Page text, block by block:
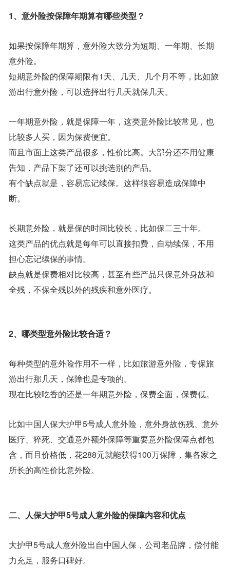
1、意外险按保障年期算有哪些类型？
如果按保障年期算，意外险大致分为短期、一年期、长期
意外险。
短期意外险的保障期限有1天、几天、几个月不等，比如旅
游出行意外险，可以选择出行几天就保几天。
一年期意外险，就是保障一年，这类意外险比较常见，也
比较多人买，因为保费便宜。
而且市面上这类产品很多，性价比高。大部分还不用健康
告知，产品下架了还可以挑选别的产品。
有个缺点就是，容易忘记续保。这样很容易造成保障中
断。
长期意外险，就是保的时间比较长，比如保二三十年。
这类产品的优点就是每年可以直接扣费，自动续保，不用
担心忘记续保的事情。
缺点就是保费相对比较高，甚至有些产品只保意外身故和
全残，不保全残以外的残疾和意外医疗。
2、哪类型意外险比较合适？
每种类型的意外险作用不一样，比如旅游意外险，专保旅
游出行那几天，保障也是专项的。
现在比较吃香的还是一年期意外险，保费全面，保费低。
比如中国人保大护甲5号成人意外险，意外身故伤残、意外
医疗、猝死、交通意外额外保障等重要意外险保障点都包
含，而且价格低，花288元就能获得100万保障，集各家之
所长的高性价比意外险。
二、人保大护甲5号成人意外险的保障内容和优点
大护甲5号成人意外险出自中国人保，公司老品牌，偿付能
力充足，服务口碑好。